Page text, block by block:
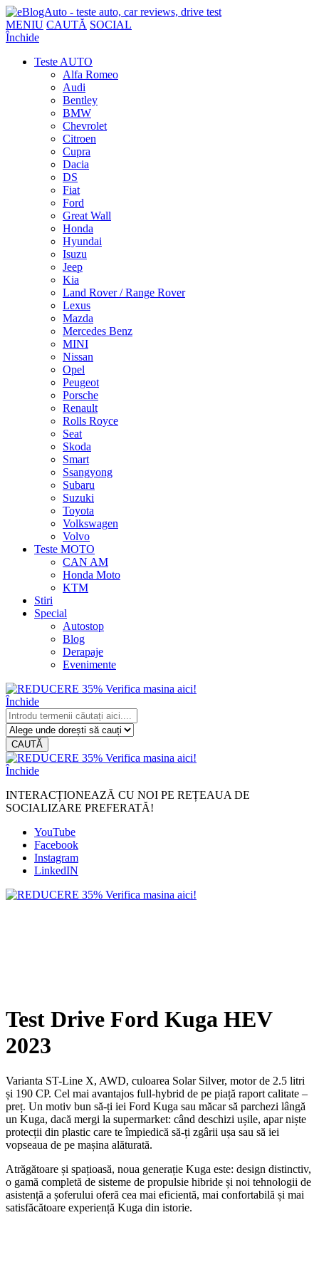
MENIU CAUTĂ SOCIAL
Închide
Teste AUTO
Alfa Romeo
Audi
Bentley
BMW
Chevrolet
Citroen
Cupra
Dacia
DS
Fiat
Ford
Great Wall
Honda
Hyundai
Isuzu
Jeep
Kia
Land Rover / Range Rover
Lexus
Mazda
Mercedes Benz
MINI
Nissan
Opel
Peugeot
Porsche
Renault
Rolls Royce
Seat
Skoda
Smart
Ssangyong
Subaru
Suzuki
Toyota
Volkswagen
Volvo
Teste MOTO
CAN AM
Honda Moto
KTM
Stiri
Special
Autostop
Blog
Derapaje
Evenimente
Închide
CAUTĂ
Închide
INTERACȚIONEAZĂ CU NOI PE REȚEAUA DE
SOCIALIZARE PREFERATĂ!
YouTube
Facebook
Instagram
LinkedIN
Test Drive Ford Kuga HEV
2023
Varianta ST-Line X, AWD, culoarea Solar Silver, motor de 2.5 litri
și 190 CP. Cel mai avantajos full-hybrid de pe piață raport calitate –
preț. Un motiv bun să-ți iei Ford Kuga sau măcar să parchezi lângă
un Kuga, dacă mergi la supermarket: când deschizi ușile, apar niște
protecții din plastic care te împiedică să-ți zgârii ușa sau să iei
vopseaua de pe mașina alăturată.
Atrăgătoare și spațioasă, noua generație Kuga este: design distinctiv,
o gamă completă de sisteme de propulsie hibride și noi tehnologii de
asistență a șoferului oferă cea mai eficientă, mai confortabilă și mai
satisfăcătoare experiență Kuga din istorie.